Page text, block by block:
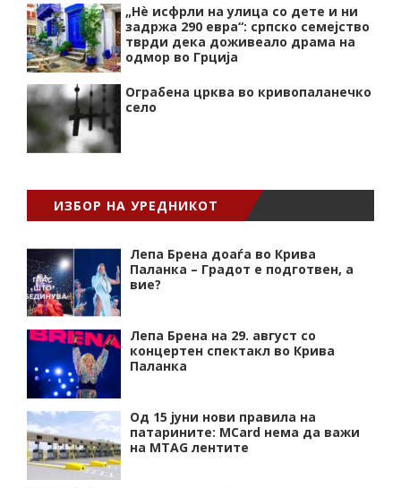
„Нѐ исфрли на улица со дете и ни
задржа 290 евра“: српско семејство
тврди дека доживеало драма на
одмор во Грција
Ограбена црква во кривопаланечко
село
ИЗБОР НА УРЕДНИКОТ
Лепа Брена доаѓа во Крива
Паланка – Градот е подготвен, а
вие?
Лепа Брена на 29. август со
концертен спектакл во Крива
Паланка
Од 15 јуни нови правила на
патарините: MCard нема да важи
на MTAG лентите